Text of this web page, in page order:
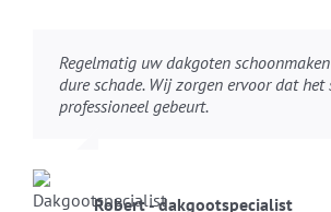
Regelmatig uw dakgoten
dure schade. Wij zorgen ervoor dat het
professioneel gebeurt.
Robert - dakgootspecialist